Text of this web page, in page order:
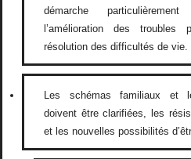
démarche
l’amélioration des
résolution des difficultés de vie.
Les schémas familiaux et
doivent être clarifiées, les
et les nouvelles possibilités